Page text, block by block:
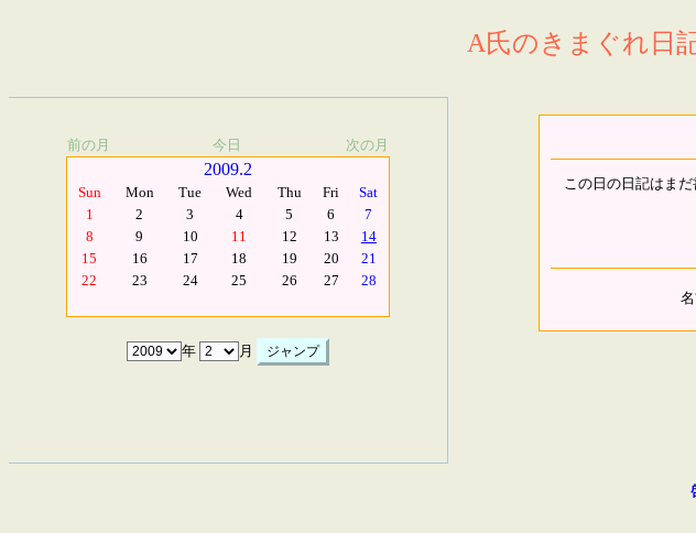
A氏のきまぐれ日
前の月 今日 次の月
2009.2
Sun Mon Tue Wed Thu Fri
Sat
1
2 3 4 5 6
7
8
9 10 11 12 13
14
15
16 17 18 19 20
21
22
23 24 25 26 27 28
年 月
この日の日記はまだ
名